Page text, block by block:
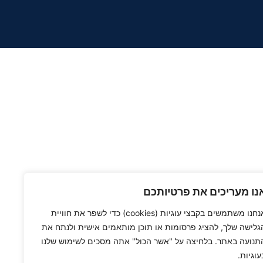
מעריכים את פרטיותכם
אנחנו משתמשים בקבצי עוגיות (cookies) כדי לשפר את חוויית
שלך, להציג פרסומות או תוכן מותאמים אישית ולנתח את
באתר. בלחיצה על "אשר הכול" אתה מסכים לשימוש שלנו